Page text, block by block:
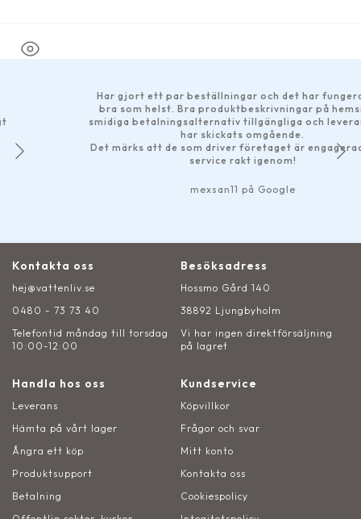
Har gjort ett par beställningar och det har fungerat hur
bra som helst. Bra produktbeskrivningar på hemsidan,
smidiga betalningsalternativ tillgängliga och leveranserna
har skickats omgående.
Det märks att de som driver företaget är engagerade. Bra
service rakt igenom!
mexsan11 på Google
Kontakta oss
hej@vattenliv.se
0480 - 73 73 40
Telefontid måndag till torsdag
10:00-12:00
Besöksadress
Hossmo Gård 140
38892 Ljungbyholm
Vi har ingen direktförsäljning
på lagret
Handla hos oss
Leverans
Hämta på vårt lager
Ångra ett köp
Produktsupport
Betalning
Kundservice
Köpvillkor
Frågor och svar
Mitt konto
Kontakta oss
Cookiespolicy